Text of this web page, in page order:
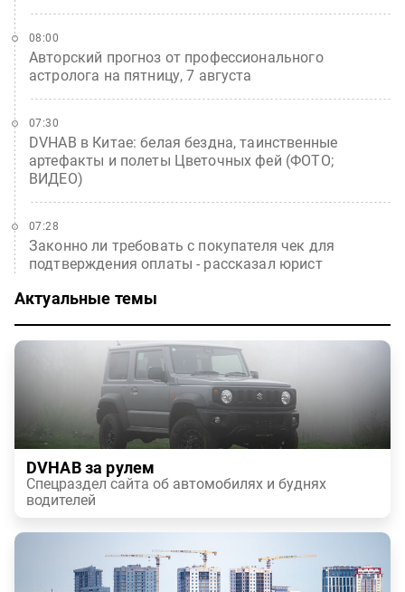
Авторский прогноз от профессионального
астролога на пятницу, 7 августа
08:00
DVHAB в Китае: белая бездна, таинственные
артефакты и полеты Цветочных фей (ФОТО;
ВИДЕО)
07:30
Законно ли требовать с покупателя чек для
подтверждения оплаты - рассказал юрист
07:28
Актуальные темы
DVHAB за рулем
Спецраздел сайта об автомобилях и буднях
водителей